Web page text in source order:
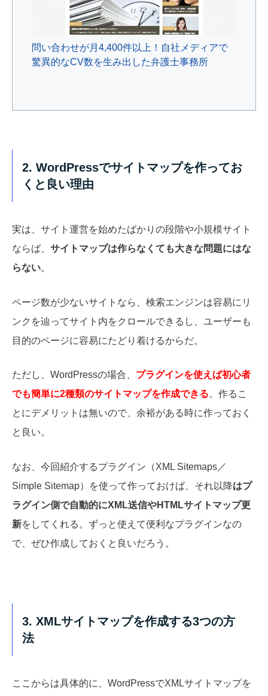
問い合わせが月4,400件以上！自社メディアで
驚異的なCV数を生み出した弁護士事務所
2. WordPressでサイトマップを作ってお
くと良い理由
実は、サイト運営を始めたばかりの段階や小規模サイト
ならば、 サイトマップは作らなくても大きな問題にはな
らない。
ページ数が少ないサイトなら、検索エンジンは容易にリ
ンクを辿ってサイト内をクロールできるし、ユーザーも
目的のページに容易にたどり着けるからだ。
ただし、WordPressの場合、 プラグインを使えば初心者
でも簡単に2種類のサイトマップを作成できる。作るこ
とにデメリットは無いので、余裕がある時に作っておく
と良い。
なお、今回紹介するプラグイン（XML Sitemaps／
Simple Sitemap）を使って作っておけば、それ以降はプ
ラグイン側で自動的にXML送信やHTMLサイトマップ更
新をしてくれる。ずっと使えて便利なプラグインなの
で、ぜひ作成しておくと良いだろう。
3. XMLサイトマップを作成する3つの方
法
ここからは具体的に、WordPressでXMLサイトマップを